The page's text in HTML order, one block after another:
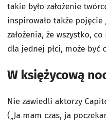
takie było założenie
inspirowało także pojęcie
założenia, że wszystko,
dla jednej płci, może być
W księżycową
Nie zawiedli aktorzy
(„Ja mam czas, ja